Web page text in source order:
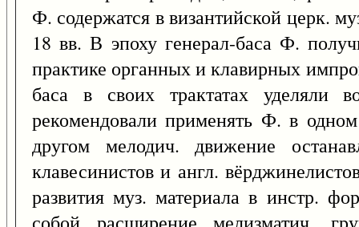
Ф. содержатся в византийской церк.
18 вв. В эпоху генерал-баса Ф.
практике органных и клавирных
баса в своих трактатах
рекомендовали применять Ф. в
другом мелодич. движение
клавесинистов и англ.
развития муз. материала в инстр.